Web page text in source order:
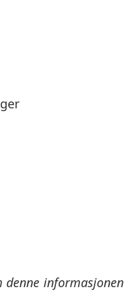
denne informasjonen